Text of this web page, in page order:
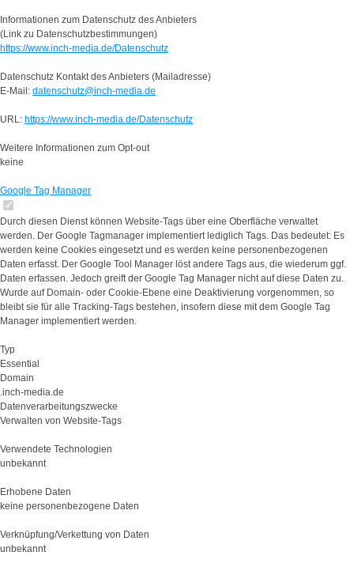
Informationen zum Datenschutz des Anbieters
(Link zu Datenschutzbestimmungen)
https://www.inch-media.de/Datenschutz
Datenschutz Kontakt des Anbieters (Mailadresse)
E-Mail: datenschutz@inch-media.de
URL: https://www.inch-media.de/Datenschutz
Weitere Informationen zum Opt-out
keine
Google Tag Manager
Durch diesen Dienst können Website-Tags über eine Oberfläche verwaltet
werden. Der Google Tagmanager implementiert lediglich Tags. Das bedeutet: Es
werden keine Cookies eingesetzt und es werden keine personenbezogenen
Daten erfasst. Der Google Tool Manager löst andere Tags aus, die wiederum ggf.
Daten erfassen. Jedoch greift der Google Tag Manager nicht auf diese Daten zu.
Wurde auf Domain- oder Cookie-Ebene eine Deaktivierung vorgenommen, so
bleibt sie für alle Tracking-Tags bestehen, insofern diese mit dem Google Tag
Manager implementiert werden.
Typ
Essential
Domain
.inch-media.de
Datenverarbeitungszwecke
Verwalten von Website-Tags
Verwendete Technologien
unbekannt
Erhobene Daten
keine personenbezogene Daten
Verknüpfung/Verkettung von Daten
unbekannt